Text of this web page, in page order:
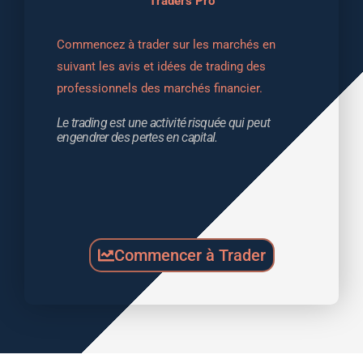
Commencez à trader sur les marchés en
suivant les avis et idées de trading des
professionnels des marchés financier.
Le trading est une activité risquée qui peut
engendrer des pertes en capital.
Commencer à Trader